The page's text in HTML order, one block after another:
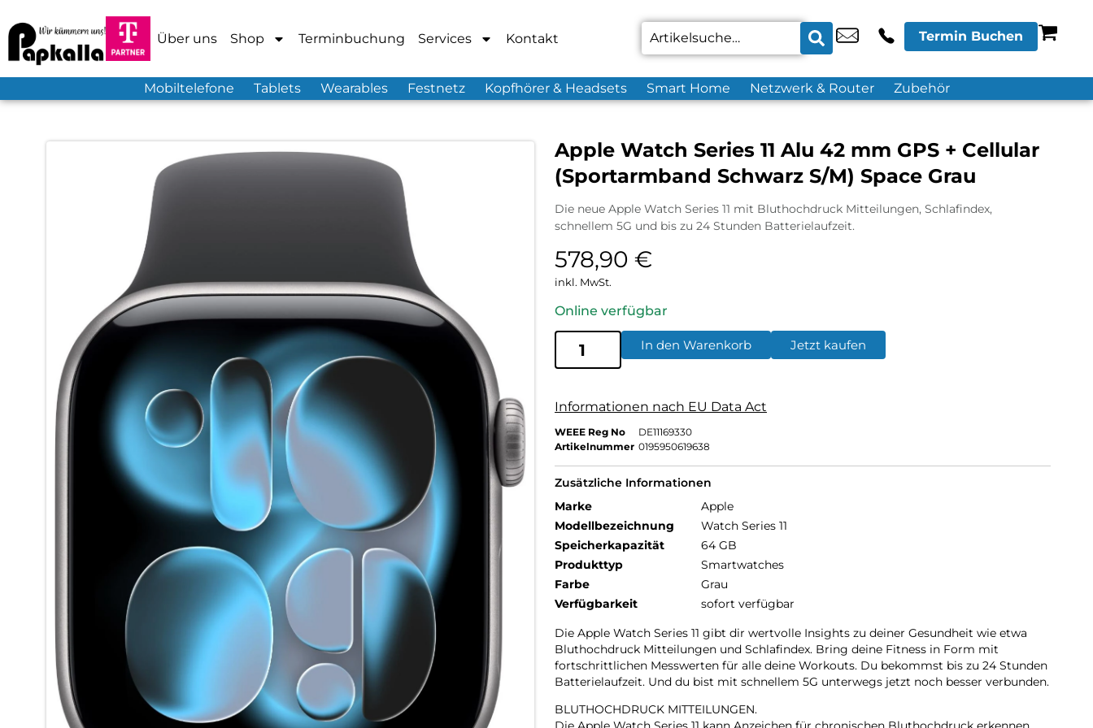
Über uns Shop Terminbuchung Services Kontakt Termin Buchen
Mobiltelefone Tablets Wearables Festnetz Kopfhörer & Headsets Smart Home Netzwerk & Router Zubehör
Apple Watch Series 11 Alu 42 mm GPS + Cellular
(Sportarmband Schwarz S/M) Space Grau
Die neue Apple Watch Series 11 mit Bluthochdruck Mitteilungen, Schlafindex,
schnellem 5G und bis zu 24 Stunden Batterielaufzeit.
578,90 €
inkl. MwSt.
Online verfügbar
In den Warenkorb Jetzt kaufen
Informationen nach EU Data Act
WEEE Reg No
DE11169330
Artikelnummer 0195950619638
Zusätzliche Informationen
Marke
Apple
Modellbezeichnung
Watch Series 11
Speicherkapazität
64 GB
Produkttyp
Smartwatches
Farbe
Grau
Verfügbarkeit
sofort verfügbar
Die Apple Watch Series 11 gibt dir wertvolle Insights zu deiner Gesundheit wie etwa
Bluthochdruck Mitteilungen und Schlafindex. Bring deine Fitness in Form mit
fortschrittlichen Messwerten für alle deine Workouts. Du bekommst bis zu 24 Stunden
Batterielaufzeit. Und du bist mit schnellem 5G unterwegs jetzt noch besser verbunden.
BLUTHOCHDRUCK MITTEILUNGEN.